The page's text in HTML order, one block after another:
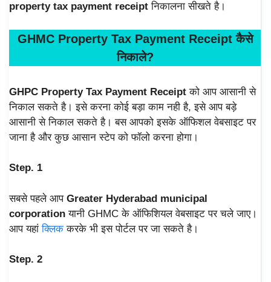
property tax payment receipt निकालना सीखते है।
GHMC Property Tax Payment Receipt कैसे
निकाले?
GHPC Property Tax Payment Receipt को आप आसानी से
निकाल सकते है। इसे करना कोई बड़ा काम नही है, इसे आप बड़े
आसानी से निकाल सकते है। बस आपको इसके ऑफिशल वेबसाइट पर
जाना है और कुछ आसान स्टेप को फॉलो करना होगा।
Step. 1
सबसे पहले आप Greater Hyderabad municipal
corporation यानी GHMC के ऑफिशियल वेबसाइट पर चले जाए।
आप यहांक्लिक करके भी इस पोर्टल पर जा सकते है।
Step. 2